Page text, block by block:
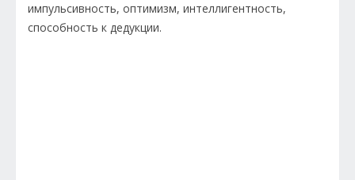
импульсивность, оптимизм, интеллигентность,
способность к дедукции.